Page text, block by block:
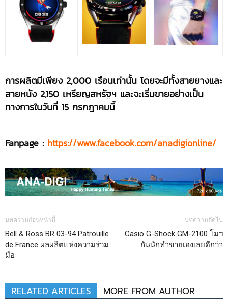
การผลิตมีเพียง 2,000 เรือนเท่านั้น โดยจะมีทั้งสายยางและ
สายหนัง 2,150 เหรียญสหรัฐฯ และจะเริ่มขายอย่างเป็น
ทางการในวันที่ 15 กรกฎาคมนี้
Fanpage : https://www.facebook.com/anadigionline/
บทความก่อนหน้านี้
Bell & Ross BR 03-94 Patrouille
de France ผลผลิตแห่งความร่วม
มือ
บทความถัดไป
Casio G-Shock GM-2100 โมฯ
กันนักทำขายเองเลยดีกว่า
RELATED ARTICLES MORE FROM AUTHOR